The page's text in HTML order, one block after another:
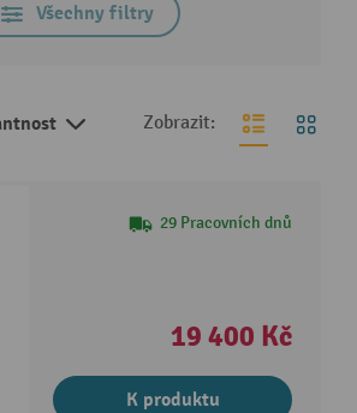
Všechny filtry
Zobrazit:
29 Pracovních dnů
19 400 Kč
K produktu